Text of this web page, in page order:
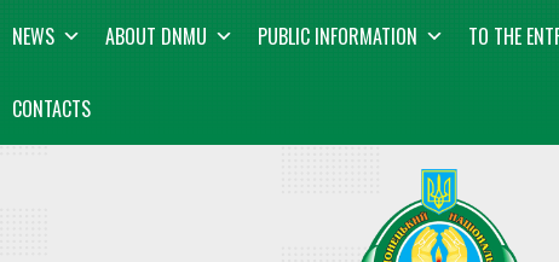
toNEWS ABOUT DNMU PUBLIC INFORMATION TO THE
CONTACTS